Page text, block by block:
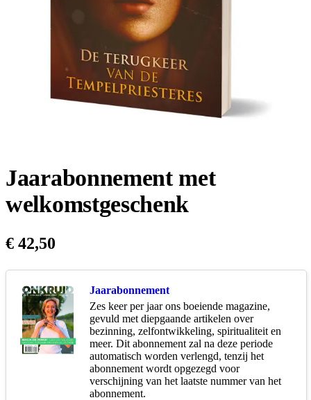
Jaarabonnement met
welkomstgeschenk
€ 42,50
Jaarabonnement
Zes keer per jaar ons boeiende magazine,
gevuld met diepgaande artikelen over
bezinning, zelfontwikkeling, spiritualiteit en
meer. Dit abonnement zal na deze periode
automatisch worden verlengd, tenzij het
abonnement wordt opgezegd voor
verschijning van het laatste nummer van het
abonnement.